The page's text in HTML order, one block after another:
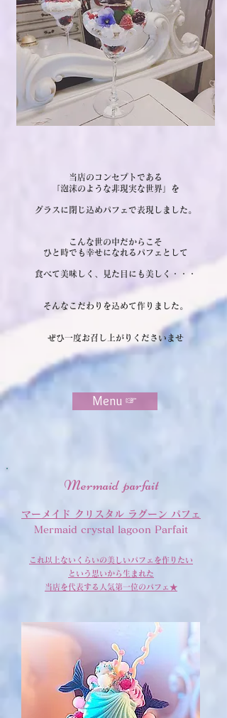
当店のコンセプトである
「泡沫のような非現実な世界」を
グラスに閉じ込めパフェで表現しました。
こんな世の中だからこそ
ひと時でも幸せになれるパフェとして
食べて美味しく、見た目にも美しく・・・
そんなこだわりを込めて作りました。
​ぜひ一度お召し上がりくださいませ
Menu ☞
Mermaid parfait
マーメイド クリスタル ラグーン パフェ
Mermaid crystal lagoon Parfait
これ以上ないくらいの​美しいパフェを作りたい
という思いから生まれた
当店を代表する​人気第一位のパフェ★